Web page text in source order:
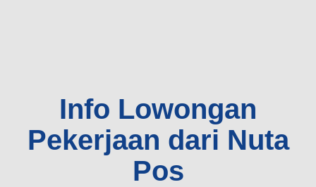
Info Lowongan
Pekerjaan dari Nuta
Pos